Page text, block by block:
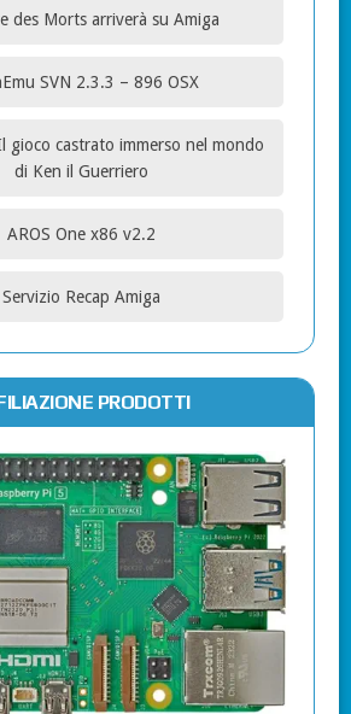
des Morts arriverà su Amiga
SVN 2.3.3 – 896 OSX
gioco castrato immerso nel mondo
di Ken il Guerriero
AROS One x86 v2.2
Servizio Recap Amiga
PRODOTTI